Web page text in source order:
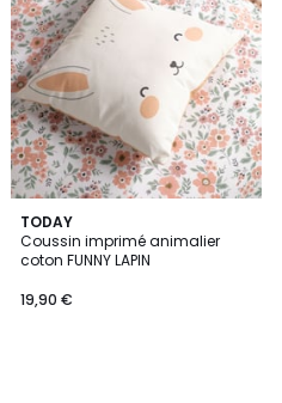
TODAY
Coussin imprimé animalier
coton FUNNY LAPIN
19,90 €